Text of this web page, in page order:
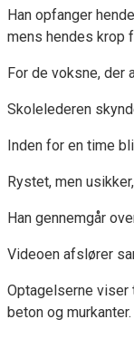
Han opfanger
mens hendes krop
For de voksne, der
Skolelederen
Inden for en time
Rystet, men
Han gennemgår
Videoen afslører
Optagelserne viser
beton og murkanter.